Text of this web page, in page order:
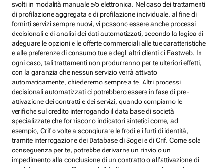
svolti in modalità manuale e/o elettronica. Nel caso dei trattamenti
di profilazione aggregata e di profilazione individuale, al fine di
fornirti servizi sempre nuovi, vi possono essere anche processi
decisionali e di analisi dei dati automatizzati, secondo la logica di
adeguare le opzioni e le offerte commerciali alle tue caratteristiche
e alle preferenze di consumo tue e degli altri clienti di Fastweb. In
ogni caso, tali trattamenti non produrranno per te ulteriori effetti,
con la garanzia che nessun servizio verrà attivato
automaticamente, chiederemo sempre a te. Altri processi
decisionali automatizzati ci potrebbero essere in fase di pre-
attivazione dei contratti e dei servizi, quando compiamo le
verifiche sul credito interrogando il data base di società
specializzate che forniscono indicatori sintetici come, ad
esempio, Crif o volte a scongiurare le frodi e i furti di identità,
tramite interrogazione dei Database di Sogei e di Crif. Come sola
conseguenza per te, potrebbe derivarne un rinvio o un
impedimento alla conclusione di un contratto o all’attivazione di